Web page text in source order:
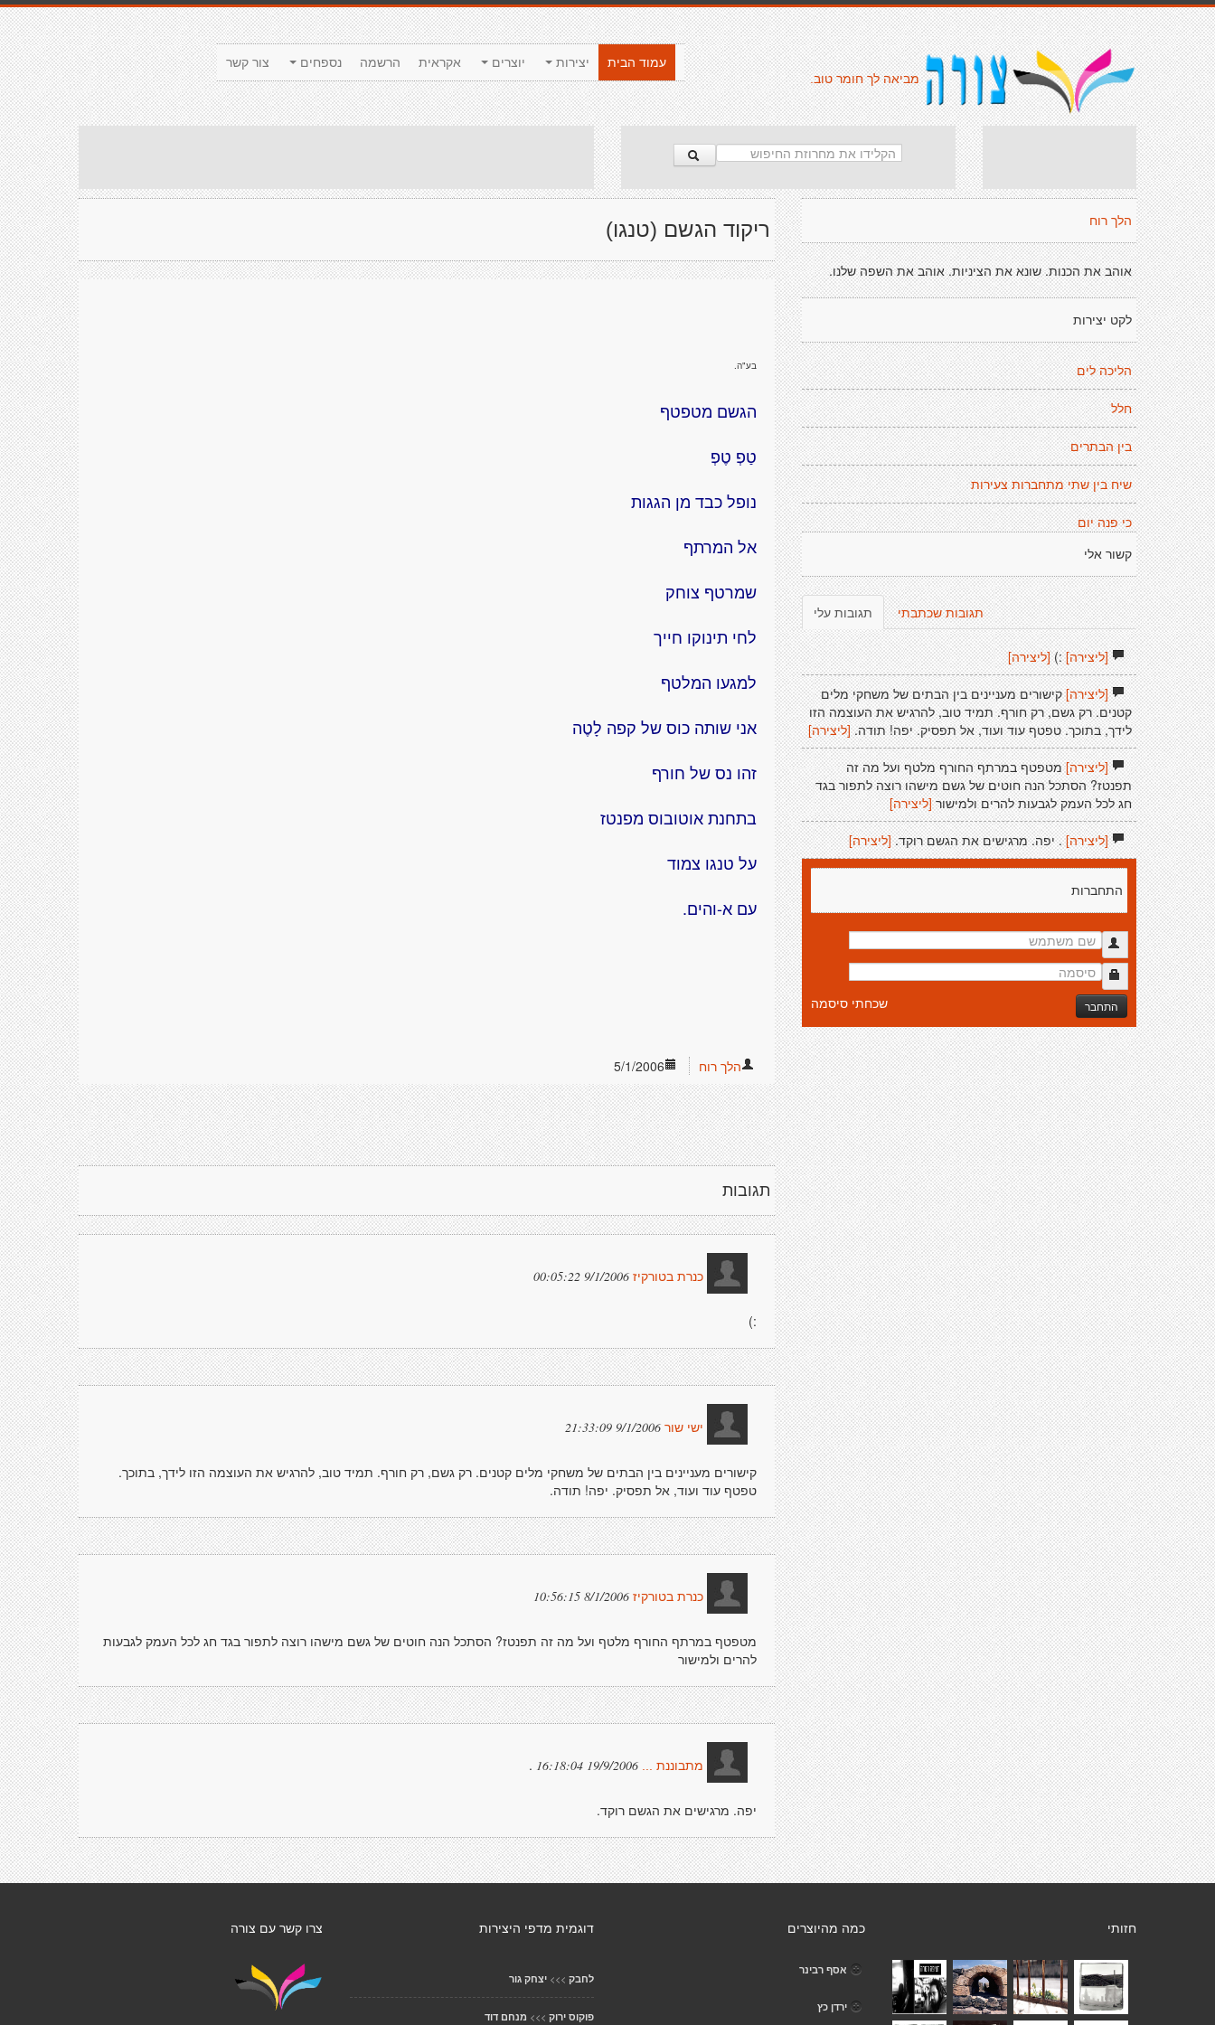
צור קשר נספחים הרשמה אקראית יוצרים יצירות
עמוד הבית
מביאה לך חומר טוב.
ריקוד הגשם (טנגו)
בע"ה.
הגשם מטפטף
טַפְ טֶפְ
נופל כבד מן הגגות
אל המרתף
שמרטף צוחק
לחי תינוקו חייך
למגעו המלטף
אני שותה כוס של קפה לָטֶה
זהו נס של חורף
בתחנת אוטובוס מפנטז
על טנגו צמוד
עם א-והים.
5/1/2006 הלך רוח
תגובות
כנרת בטורקיז 9/1/2006 00:05:22
:)
ישי שור 9/1/2006 21:33:09
קישורים מעניינים בין הבתים של משחקי מלים קטנים. רק גשם, רק חורף. תמיד טוב, להרגיש את העוצמה הזו לידך, בתוכך.
טפטף עוד ועוד, אל תפסיק. יפה! תודה.
כנרת בטורקיז 8/1/2006 10:56:15
מטפטף במרתף החורף מלטף ועל מה זה תפנטז? הסתכל הנה חוטים של גשם מישהו רוצה לתפור בגד חג לכל העמק לגבעות
להרים ולמישור
מתבוננת ... 19/9/2006 16:18:04
.
יפה. מרגישים את הגשם רוקד.
הלך רוח
אוהב את הכנות. שונא את הציניות. אוהב את השפה שלנו.
לקט יצירות
הליכה לים
חלל
בין הבתרים
שיח בין שתי מתחברות צעירות
כי פנה יום
קשור אלי
תגובות עלי תגובות שכתבתי
[ליצירה]:) [ליצירה]
[ליצירה]קישורים מעניינים בין הבתים של משחקי מלים
קטנים. רק גשם, רק חורף. תמיד טוב, להרגיש את העוצמה הזו
לידך, בתוכך. טפטף עוד ועוד, אל תפסיק. יפה! תודה. [ליצירה]
[ליצירה]מטפטף במרתף החורף מלטף ועל מה זה
תפנטז? הסתכל הנה חוטים של גשם מישהו רוצה לתפור בגד
חג לכל העמק לגבעות להרים ולמישור [ליצירה]
[ליצירה]. יפה. מרגישים את הגשם רוקד. [ליצירה]
התחברות
התחבר שכחתי סיסמה
צרו קשר עם צורה דוגמית מדפי היצירות
לחבק >>> יצחק גור
פוקוס ירוק >>> מנחם דוד
כמה מהיוצרים
אסף רבינר
ירדן כץ
חזותי